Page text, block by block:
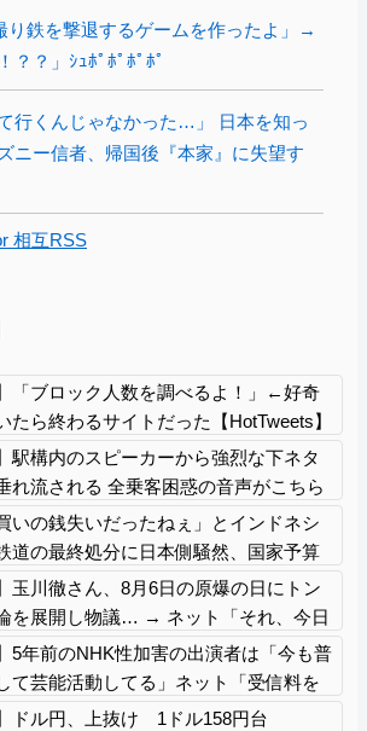
り鉄を撃退するゲームを作ったよ」→
？？」ｼｭﾎﾟﾎﾟﾎﾟﾎﾟ
行くんじゃなかった…」 日本を知っ
ニー信者、帰国後『本家』に失望す
相互RSS
「ブロック人数を調べるよ！」←好奇
たら終わるサイトだった【HotTweets】
駅構内のスピーカーから強烈な下ネタ
れ流される 全乗客困惑の音声がこちら
ｗｗ
いの銭失いだったねぇ」とインドネシ
道の最終処分に日本側騒然、国家予算
いというと何が財源なんだ？
玉川徹さん、8月6日の原爆の日にトン
を展開し物議… → ネット「それ、今日
なのか…？」ｗｗｗｗｗｗｗｗｗｗｗ
5年前のNHK性加害の出演者は「今も普
て芸能活動してる」ネット「受信料を
いなら詳細を伝えよ」
ドル円、上抜け 1ドル158円台